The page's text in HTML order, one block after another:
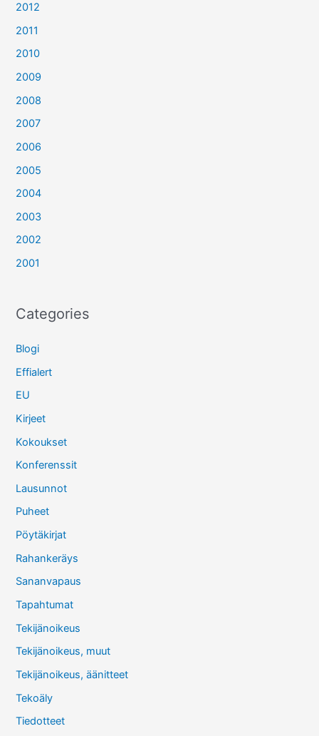
2012
2011
2010
2009
2008
2007
2006
2005
2004
2003
2002
2001
Categories
Blogi
Effialert
EU
Kirjeet
Kokoukset
Konferenssit
Lausunnot
Puheet
Pöytäkirjat
Rahankeräys
Sananvapaus
Tapahtumat
Tekijänoikeus
Tekijänoikeus, muut
Tekijänoikeus, äänitteet
Tekoäly
Tiedotteet